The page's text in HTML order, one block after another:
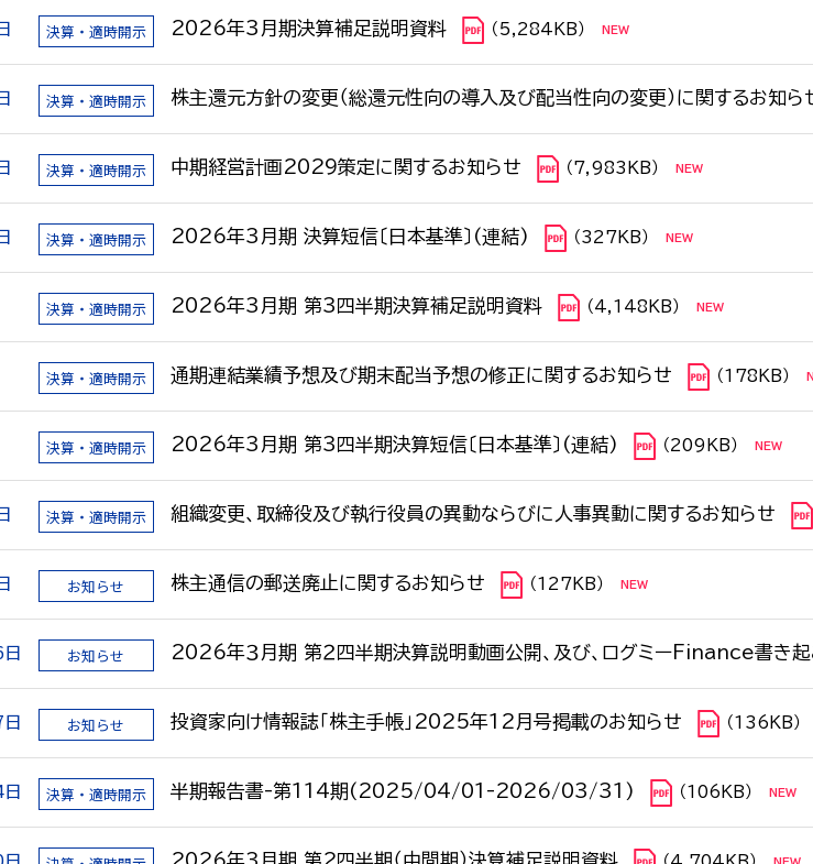
決算・適時開示 2026年3月期決算補足説明資料 （5,284KB）
決算・適時開示 株主還元方針の変更（総還元性向の導入及び配当性向の変更）に関するお知ら
決算・適時開示 中期経営計画2029策定に関するお知らせ （7,983KB）
決算・適時開示 2026年3月期 決算短信〔日本基準〕(連結) （327KB）
決算・適時開示 2026年3月期 第3四半期決算補足説明資料 （4,148KB）
決算・適時開示 通期連結業績予想及び期末配当予想の修正に関するお知らせ （178KB）
決算・適時開示 2026年3月期 第3四半期決算短信〔日本基準〕(連結) （209KB）
決算・適時開示 組織変更、取締役及び執行役員の異動ならびに人事異動に関するお知らせ
お知らせ 株主通信の郵送廃止に関するお知らせ （127KB）
お知らせ 2026年３月期 第２四半期決算説明動画公開、及び、ログミーFinance書き起
お知らせ 投資家向け情報誌「株主手帳」2025年12月号掲載のお知らせ （136KB）
決算・適時開示 半期報告書-第114期(2025/04/01-2026/03/31) （106KB）
2026年3月期 第2四半期（中間期）決算補足説明資料